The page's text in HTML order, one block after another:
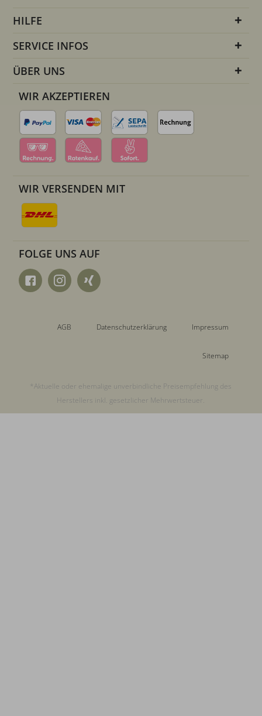
HILFE
SERVICE INFOS
ÜBER UNS
WIR AKZEPTIEREN
WIR VERSENDEN MIT
FOLGE UNS AUF
AGB Datenschutzerklärung Impressum
Sitemap
*Aktuelle oder ehemalige unverbindliche Preisempfehlung des
Herstellers inkl. gesetzlicher Mehrwertsteuer.